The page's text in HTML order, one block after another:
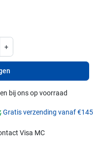
+
bij ons op voorraad
Gratis verzending vanaf €145
Visa MC